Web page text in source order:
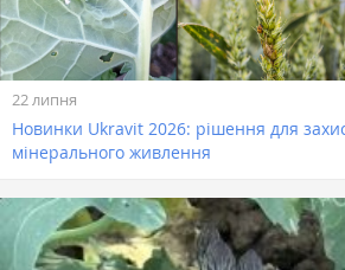
22 липня
Новинки Ukravit 2026: рішення для
мінерального живлення